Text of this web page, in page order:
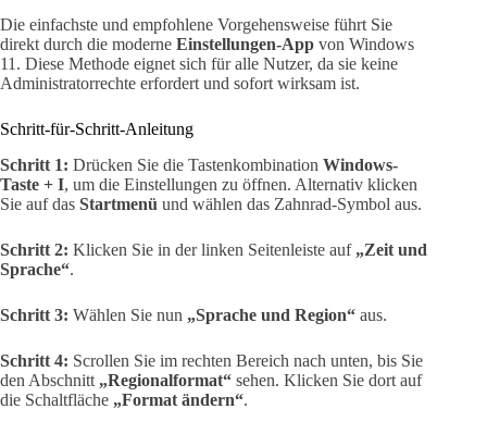
Die einfachste und empfohlene Vorgehensweise führt Sie
direkt durch die moderne Einstellungen-App von Windows
11. Diese Methode eignet sich für alle Nutzer, da sie keine
Administratorrechte erfordert und sofort wirksam ist.
Schritt-für-Schritt-Anleitung
Schritt 1: Drücken Sie die Tastenkombination Windows-
Taste + I, um die Einstellungen zu öffnen. Alternativ klicken
Sie auf das Startmenü und wählen das Zahnrad-Symbol aus.
Schritt 2: Klicken Sie in der linken Seitenleiste auf „Zeit und
Sprache“.
Schritt 3: Wählen Sie nun „Sprache und Region“ aus.
Schritt 4: Scrollen Sie im rechten Bereich nach unten, bis Sie
den Abschnitt „Regionalformat“ sehen. Klicken Sie dort auf
die Schaltfläche „Format ändern“.